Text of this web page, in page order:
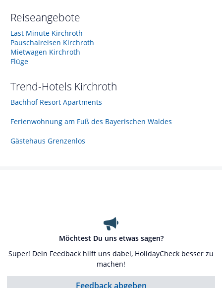
Reiseangebote
Last Minute Kirchroth
Pauschalreisen Kirchroth
Mietwagen Kirchroth
Flüge
Trend-Hotels Kirchroth
Bachhof Resort Apartments
Ferienwohnung am Fuß des Bayerischen Waldes
Gästehaus Grenzenlos
Möchtest Du uns etwas sagen?
Super! Dein Feedback hilft uns dabei, HolidayCheck besser zu
machen!
Feedback abgeben